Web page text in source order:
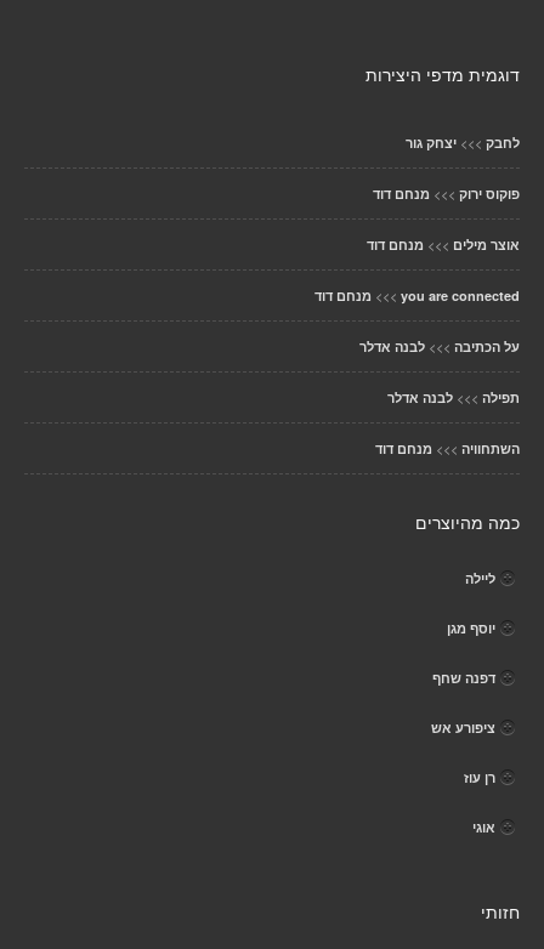
דוגמית מדפי היצירות
לחבק >>> יצחק גור
פוקוס ירוק >>> מנחם דוד
אוצר מילים >>> מנחם דוד
you are connected
>>> מנחם דוד
על הכתיבה >>> לבנה אדלר
תפילה >>> לבנה אדלר
השתחוויה >>> מנחם דוד
כמה מהיוצרים
ליילה
יוסף מגן
דפנה שחף
ציפורע אש
רן עוז
אוגי
חזותי